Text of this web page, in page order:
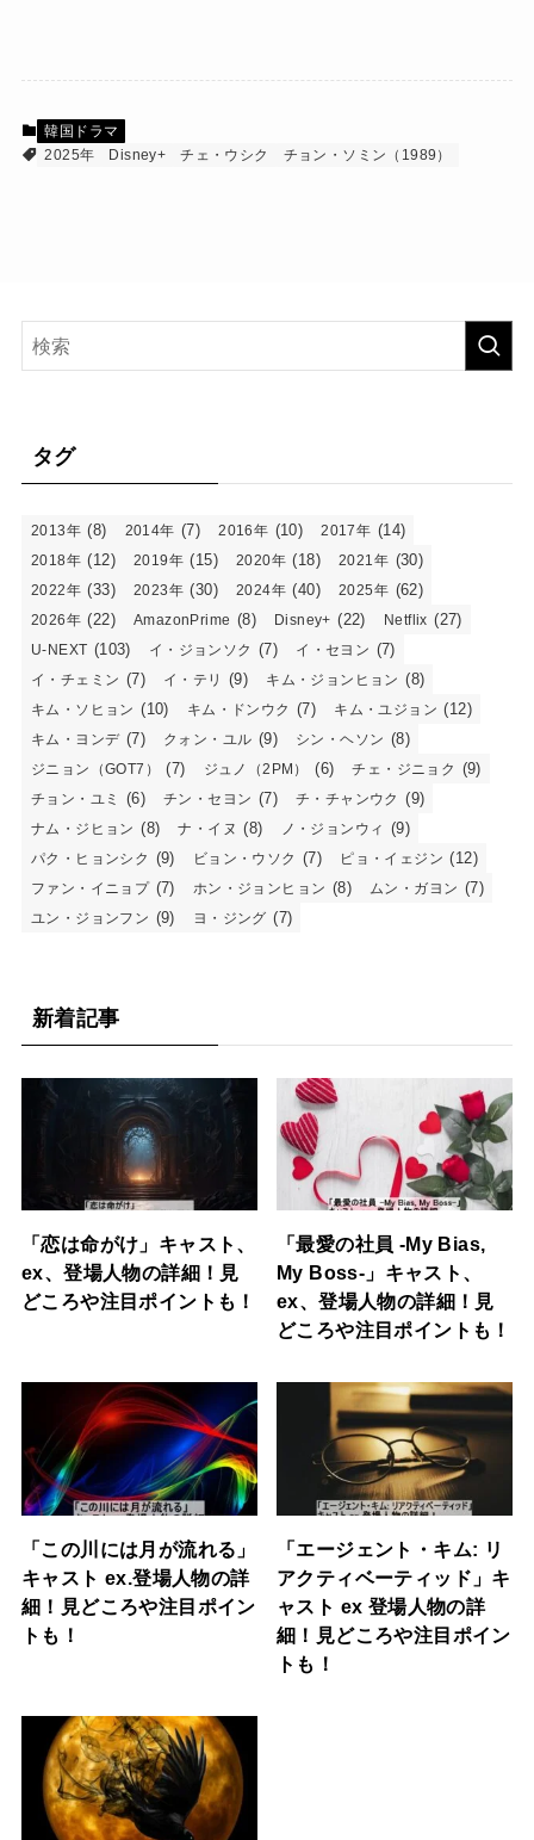
韓国ドラマ
2025年
Disney+ チェ・ウシク チョン・ソミン（1989）
タグ
2013年 (8) 2014年 (7) 2016年 (10) 2017年 (14)
2018年 (12) 2019年 (15) 2020年 (18) 2021年 (30)
2022年 (33) 2023年 (30) 2024年 (40) 2025年 (62)
2026年 (22) AmazonPrime (8) Disney+ (22) Netflix (27)
U-NEXT (103) イ・ジョンソク (7) イ・セヨン (7)
イ・チェミン (7) イ・テリ (9) キム・ジョンヒョン (8)
キム・ソヒョン (10) キム・ドンウク (7) キム・ユジョン (12)
キム・ヨンデ (7) クォン・ユル (9) シン・ヘソン (8)
ジニョン（GOT7） (7) ジュノ（2PM） (6) チェ・ジニョク (9)
チョン・ユミ (6) チン・セヨン (7) チ・チャンウク (9)
ナム・ジヒョン (8) ナ・イヌ (8) ノ・ジョンウィ (9)
パク・ヒョンシク (9) ビョン・ウソク (7) ピョ・イェジン (12)
ファン・イニョプ (7) ホン・ジョンヒョン (8) ムン・ガヨン (7)
ユン・ジョンフン (9) ヨ・ジング (7)
新着記事
「恋は命がけ」キャスト、
ex、登場人物の詳細！見
どころや注目ポイントも！
「最愛の社員 -My Bias,
My Boss-」キャスト、
ex、登場人物の詳細！見
どころや注目ポイントも！
「この川には月が流れる」
キャスト ex.登場人物の詳
細！見どころや注目ポイン
トも！
「エージェント・キム: リ
アクティベーティッド」キ
ャスト ex 登場人物の詳
細！見どころや注目ポイン
トも！